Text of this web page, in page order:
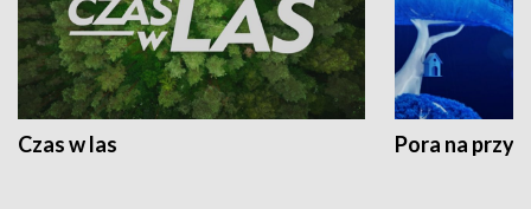
Czas w las Pora na